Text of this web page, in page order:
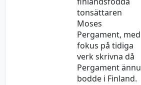
tonsättaren
Moses
Pergament, med
fokus på tidiga
verk skrivna då
Pergament ännu
bodde i Finland.